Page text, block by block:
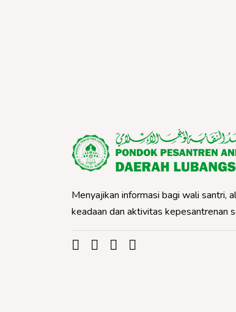
Menyajikan informasi bagi wali santri,
keadaan dan aktivitas kepesantrenan